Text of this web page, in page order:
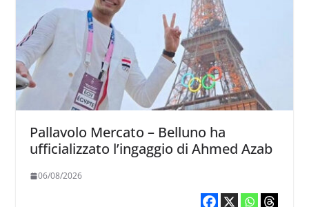
Pallavolo Mercato – Belluno ha
ufficializzato l’ingaggio di Ahmed Azab
06/08/2026